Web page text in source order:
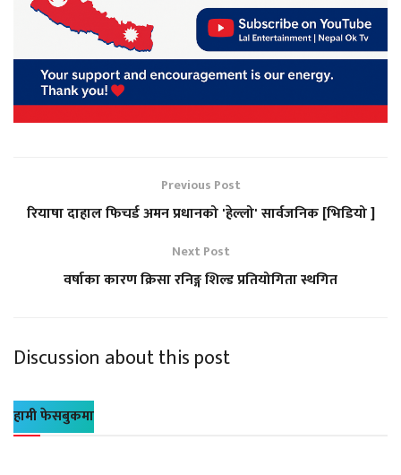
Previous Post
रियाषा दाहाल फिचर्ड अमन प्रधानको 'हेल्लो' सार्वजनिक [भिडियो ]
Next Post
वर्षाका कारण क्रिसा रनिङ्ग शिल्ड प्रतियोगिता स्थगित
Discussion about this post
हामी फेसबुकमा